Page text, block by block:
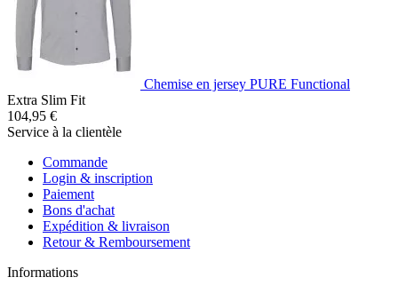
Chemise en jersey PURE Functional
Extra Slim Fit
104,95 €
Service à la clientèle
Commande
Login & inscription
Paiement
Bons d'achat
Expédition & livraison
Retour & Remboursement
Informations